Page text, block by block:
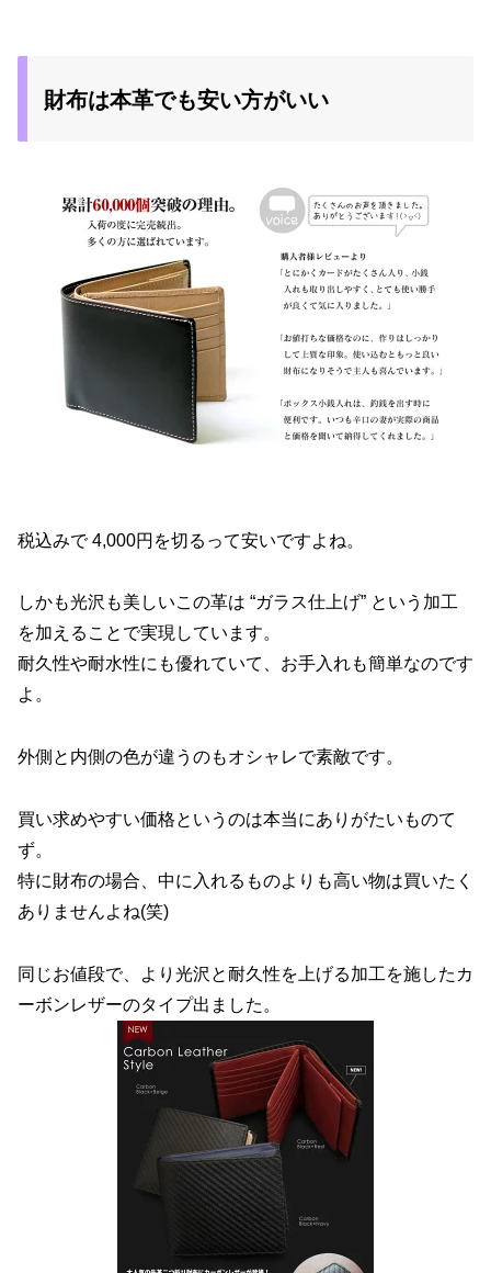
財布は本革でも安い方がいい
税込みで 4,000円を切るって安いですよね。
しかも光沢も美しいこの革は “ガラス仕上げ” という加工
を加えることで実現しています。
耐久性や耐水性にも優れていて、お手入れも簡単なのです
よ。
外側と内側の色が違うのもオシャレで素敵です。
買い求めやすい価格というのは本当にありがたいものて
ず。
特に財布の場合、中に入れるものよりも高い物は買いたく
ありませんよね(笑)
同じお値段で、より光沢と耐久性を上げる加工を施したカ
ーボンレザーのタイプ出ました。